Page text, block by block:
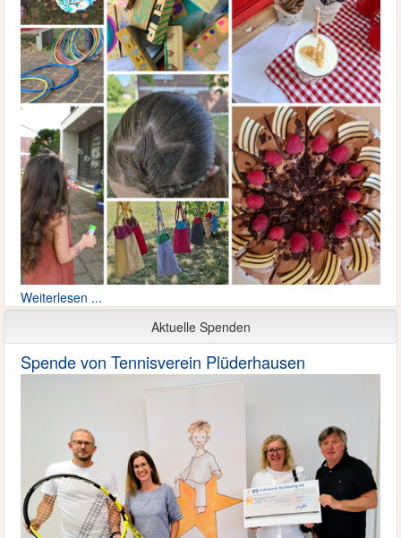
Weiterlesen ...
Aktuelle Spenden
Spende von Tennisverein Plüderhausen